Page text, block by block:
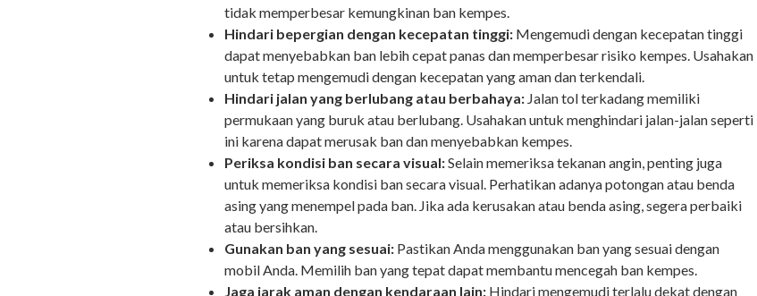
tidak memperbesar kemungkinan ban kempes.
Hindari bepergian dengan kecepatan tinggi: Mengemudi dengan kecepatan tinggi
dapat menyebabkan ban lebih cepat panas dan memperbesar risiko kempes. Usahakan
untuk tetap mengemudi dengan kecepatan yang aman dan terkendali.
Hindari jalan yang berlubang atau berbahaya: Jalan tol terkadang memiliki
permukaan yang buruk atau berlubang. Usahakan untuk menghindari jalan-jalan seperti
ini karena dapat merusak ban dan menyebabkan kempes.
Periksa kondisi ban secara visual:Selain memeriksa tekanan angin, penting juga
untuk memeriksa kondisi ban secara visual. Perhatikan adanya potongan atau benda
asing yang menempel pada ban. Jika ada kerusakan atau benda asing, segera perbaiki
atau bersihkan.
Gunakan ban yang sesuai: Pastikan Anda menggunakan ban yang sesuai dengan
mobil Anda. Memilih ban yang tepat dapat membantu mencegah ban kempes.
Jaga jarak aman dengan kendaraan lain: Hindari mengemudi terlalu dekat dengan